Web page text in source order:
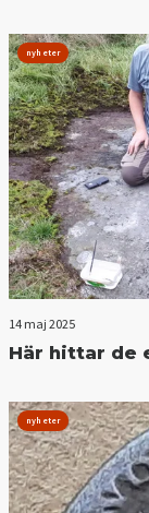
nyheter
14 maj 2025
Här hittar de
nyheter